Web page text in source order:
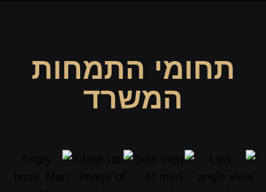
תחומי התמחות
המשרד